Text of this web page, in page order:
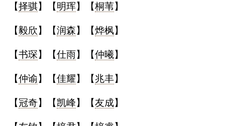
【择骐】【明珲】【桐苇】
【毅欣】【润森】【烨枫】
【书琛】【仕雨】【仲曦】
【仲谕】【佳耀】【兆丰】
【冠奇】【凯峰】【友成】